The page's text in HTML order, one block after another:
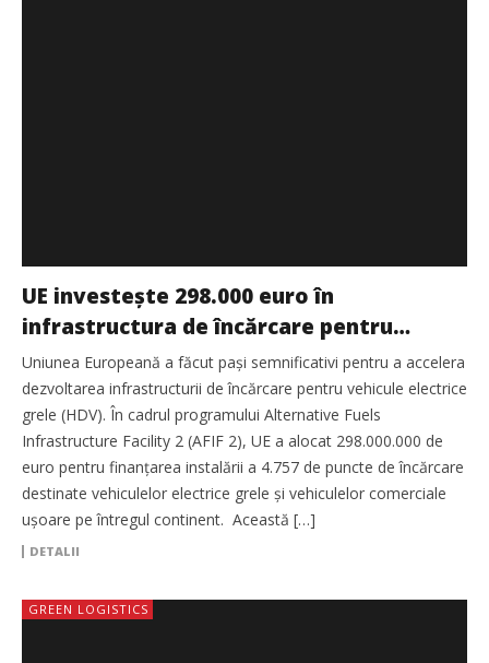
UE investește 298.000 euro în
infrastructura de încărcare pentru
transportul electric de marfă
Uniunea Europeană a făcut pași semnificativi pentru a accelera
dezvoltarea infrastructurii de încărcare pentru vehicule electrice
grele (HDV). În cadrul programului Alternative Fuels
Infrastructure Facility 2 (AFIF 2), UE a alocat 298.000.000 de
euro pentru finanțarea instalării a 4.757 de puncte de încărcare
destinate vehiculelor electrice grele și vehiculelor comerciale
ușoare pe întregul continent. Această […]
DETALII
GREEN LOGISTICS